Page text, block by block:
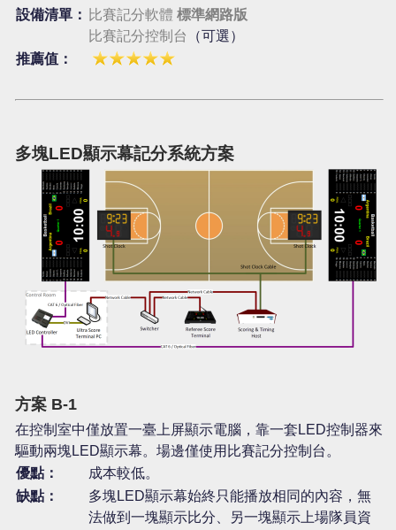
設備清單：
比賽記分軟體 標準網路版
比賽記分控制台
（可選）
推薦值：
多塊LED顯示幕記分系統方案
方案 B-1
在控制室中僅放置一臺上屏顯示電腦，靠一套LED控制器來
驅動兩塊LED顯示幕。場邊僅使用比賽記分控制台。
優點：
成本較低。
缺點：
多塊LED顯示幕始終只能播放相同的內容，無
法做到一塊顯示比分、另一塊顯示上場隊員資